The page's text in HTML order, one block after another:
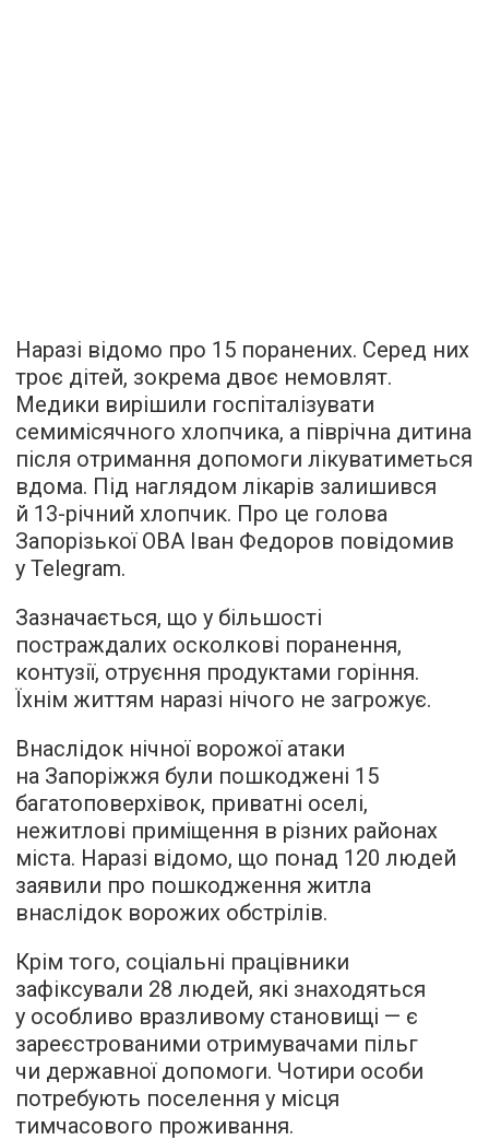
Наразі відомо про 15 поранених. Серед них
троє дітей, зокрема двоє немовлят.
Медики вирішили госпіталізувати
семимісячного хлопчика, а піврічна дитина
після отримання допомоги лікуватиметься
вдома. Під наглядом лікарів залишився
й 13-річний хлопчик. Про це голова
Запорізької ОВА Іван Федоров повідомив
у Telegram.
Зазначається, що у більшості
постраждалих осколкові поранення,
контузії, отруєння продуктами горіння.
Їхнім життям наразі нічого не загрожує.
Внаслідок нічної ворожої атаки
на Запоріжжя були пошкоджені 15
багатоповерхівок, приватні оселі,
нежитлові приміщення в різних районах
міста. Наразі відомо, що понад 120 людей
заявили про пошкодження житла
внаслідок ворожих обстрілів.
Крім того, соціальні працівники
зафіксували 28 людей, які знаходяться
у особливо вразливому становищі — є
зареєстрованими отримувачами пільг
чи державної допомоги. Чотири особи
потребують поселення у місця
тимчасового проживання.